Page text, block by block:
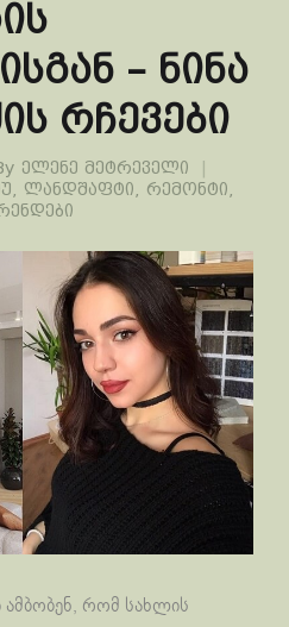
– ნინა
რჩევები
ელენე მეტრეველი
, ლანდშაფტი, რემონტი,
ამბობენ, რომ სახლის